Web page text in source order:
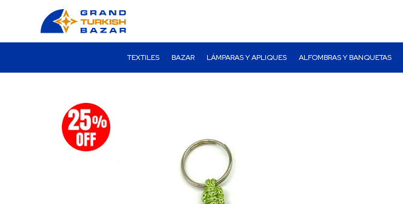
TEXTILES BAZAR LÁMPARAS Y APLIQUES ALFOMBRAS Y BANQUETAS